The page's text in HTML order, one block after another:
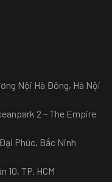
Nội Hà Đông, Hà Nội
2 – The Empire
Phúc, Bắc Ninh
10, TP. HCM